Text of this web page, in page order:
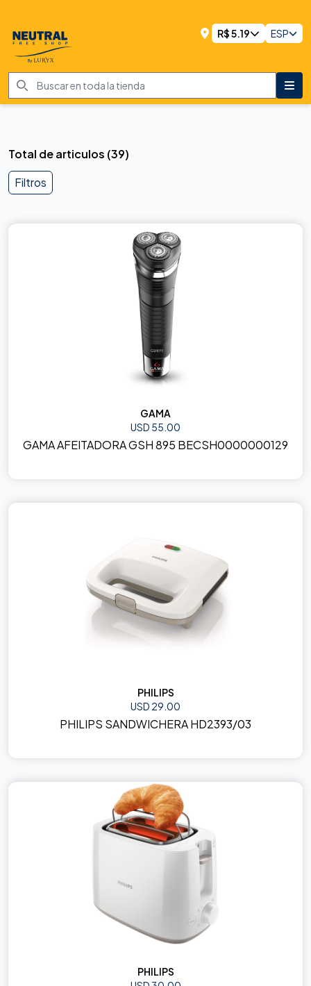
R$5.19 ESP
Total de articulos (39)
Filtros
GAMA
USD 55.00
GAMA AFEITADORA GSH 895 BECSH0000000129
PHILIPS
USD 29.00
PHILIPS SANDWICHERA HD2393/03
PHILIPS